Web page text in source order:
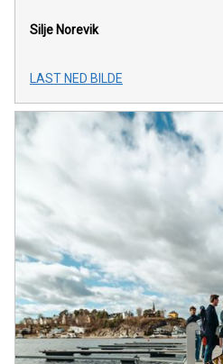
Silje Norevik
LAST NED BILDE